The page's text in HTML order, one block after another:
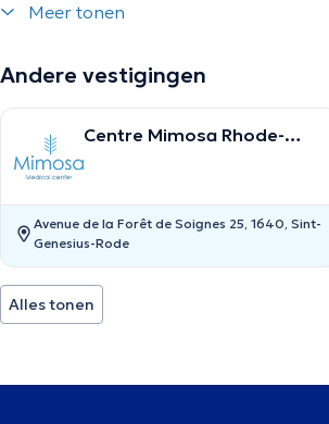
Meer tonen
Andere vestigingen
Centre Mimosa Rhode-
Avenue de la Forêt de Soignes 25, 1640, Sint-
Genesius-Rode
Alles tonen